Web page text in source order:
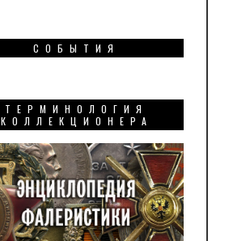
СОБЫТИЯ
ТЕРМИНОЛОГИЯ
КОЛЛЕКЦИОНЕРА